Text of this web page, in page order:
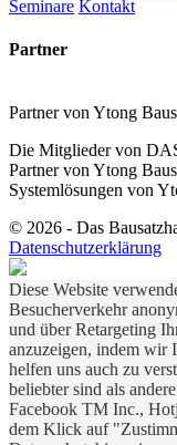
Seminare Kontakt
Partner
Partner von Ytong
Die Mitglieder von
Partner von Ytong
Systemlösungen von
© 2026 - Das
Datenschutzerklärung
Diese Website
Besucherverkehr
und über Retargeting
anzuzeigen, indem wir
helfen uns auch zu
beliebter sind als
Facebook TM Inc.,
dem Klick auf